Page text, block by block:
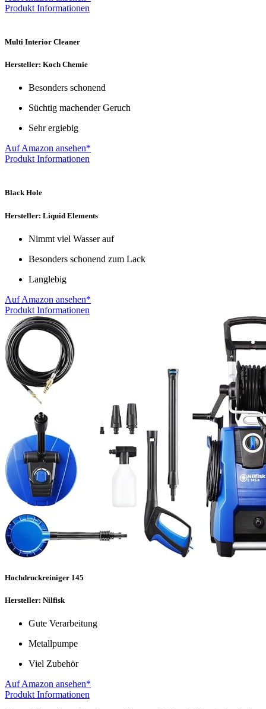
Produkt Informationen
Multi Interior Cleaner
Hersteller: Koch Chemie
Besonders schonend
Süchtig machender Geruch
Sehr ergiebig
Auf Amazon ansehen*
Produkt Informationen
Black Hole
Hersteller: Liquid Elements
Nimmt viel Wasser auf
Besonders schonend zum Lack
Langlebig
Auf Amazon ansehen*
Produkt Informationen
Hochdruckreiniger 145
Hersteller: Nilfisk
Gute Verarbeitung
Metallpumpe
Viel Zubehör
Auf Amazon ansehen*
Produkt Informationen